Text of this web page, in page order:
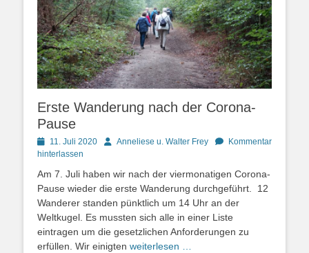
Erste Wanderung nach der Corona-
Pause
Posted
on
11. Juli 2020 AutorAnneliese u. Walter Frey
Kommentar
hinterlassen
Am 7. Juli haben wir nach der viermonatigen Corona-
Pause wieder die erste Wanderung durchgeführt. 12
Wanderer standen pünktlich um 14 Uhr an der
Weltkugel. Es mussten sich alle in einer Liste
eintragen um die gesetzlichen Anforderungen zu
erfüllen. Wir einigten weiterlesen …